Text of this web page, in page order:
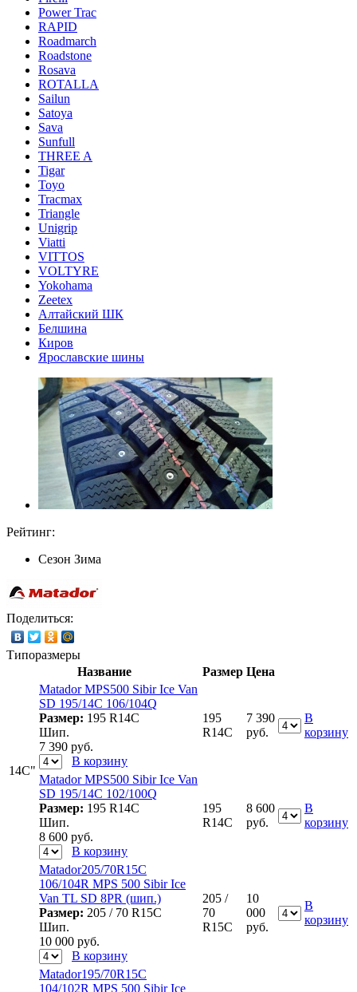
Power Trac
RAPID
Roadmarch
Roadstone
Rosava
ROTALLA
Sailun
Satoya
Sava
Sunfull
THREE A
Tigar
Toyo
Tracmax
Triangle
Unigrip
Viatti
VITTOS
VOLTYRE
Yokohama
Zeetex
Алтайский ШК
Белшина
Киров
Ярославские шины
Рейтинг:
Сезон Зима
Поделиться:
Типоразмеры
Название
Размер Цена
14C"
Matador MPS500 Sibir Ice Van
SD 195/14С 106/104Q
Размер: 195 R14C
Шип.
7 390 руб.
В корзину
195
R14C
7 390
руб.
В
корзину
Matador MPS500 Sibir Ice Van
SD 195/14С 102/100Q
Размер: 195 R14C
Шип.
8 600 руб.
В корзину
195
R14C
8 600
руб.
В
корзину
Matador205/70R15C
106/104R MPS 500 Sibir Ice
Van TL SD 8PR (шип.)
Размер: 205 / 70 R15C
Шип.
10 000 руб.
В корзину
205 /
70
R15C
10
000
руб.
В
корзину
Matador195/70R15C
104/102R MPS 500 Sibir Ice